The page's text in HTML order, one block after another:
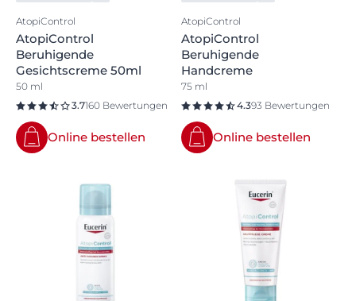
AtopiControl
AtopiControl
Beruhigende
Gesichtscreme 50ml
50 ml
3.7160 Bewertungen
Online bestellen
AtopiControl
AtopiControl
Beruhigende
Handcreme
75 ml
4.393 Bewertungen
Online bestellen